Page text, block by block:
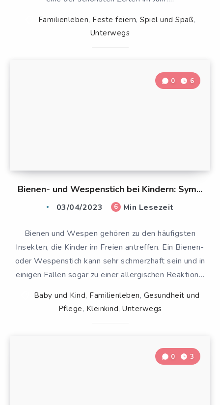
Familienleben, Feste feiern,Spiel und Spaß,
Unterwegs
Bienen- und Wespenstich bei Kindern: Sym...
0 6
03/04/2023 6 Min Lesezeit
Bienen und Wespen gehören zu den häufigsten
Insekten, die Kinder im Freien antreffen. Ein Bienen-
oder Wespenstich kann sehr schmerzhaft sein und in
einigen Fällen sogar zu einer allergischen Reaktion…
Baby und Kind, Familienleben, Gesundheit und
Pflege, Kleinkind, Unterwegs
0 3